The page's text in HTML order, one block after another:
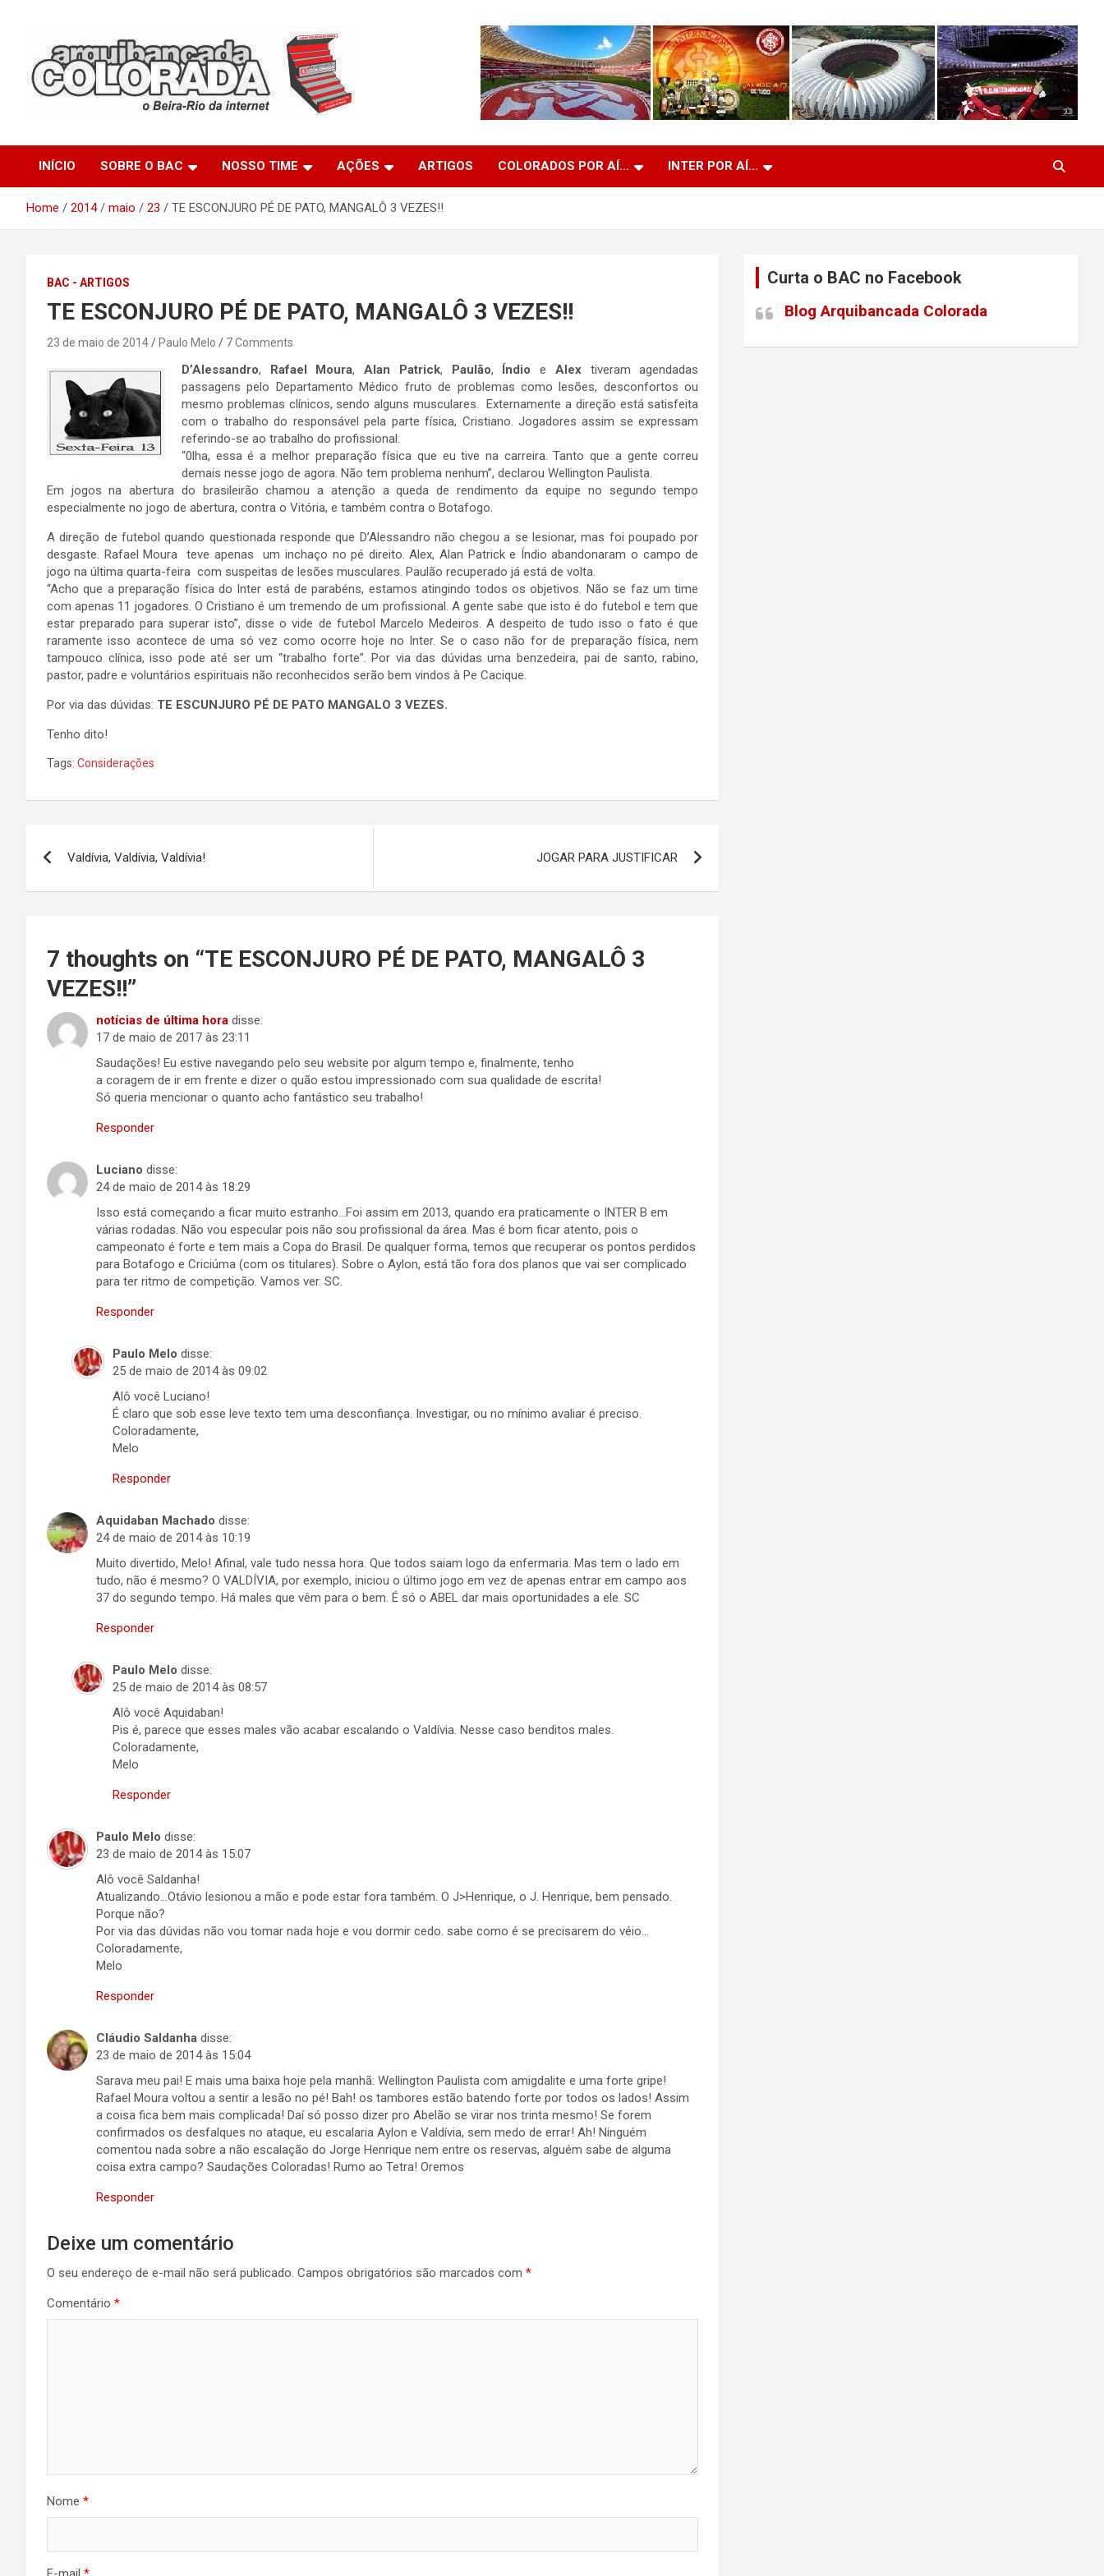
Arquibancada Colorada
INÍCIO SOBRE O BAC NOSSO TIME AÇÕES ARTIGOS COLORADOS POR AÍ… INTER POR AÍ…
Home 2014 maio 23 TE ESCONJURO PÉ DE PATO, MANGALÔ 3 VEZES!!
BAC - ARTIGOS
TE ESCONJURO PÉ DE PATO, MANGALÔ 3 VEZES!!
23 de maio de 2014 Paulo Melo 7 Comments
D’Alessandro, Rafael Moura,Alan Patrick, Paulão, Índio e Alextiveram agendadas
passagens pelo Departamento Médico fruto de problemas como lesões, desconfortos ou
mesmo problemas clínicos, sendo alguns musculares. Externamente a direção está satisfeita
com o trabalho do responsável pela parte física, Cristiano. Jogadores assim se expressam
referindo-se ao trabalho do profissional:
“0lha, essa é a melhor preparação física que eu tive na carreira. Tanto que a gente correu
demais nesse jogo de agora. Não tem problema nenhum”, declarou Wellington Paulista.
Em jogos na abertura do brasileirão chamou a atenção a queda de rendimento da equipe no segundo tempo
especialmente no jogo de abertura, contra o Vitória, e também contra o Botafogo.
A direção de futebol quando questionada responde que D’Alessandro não chegou a se lesionar, mas foi poupado por
desgaste. Rafael Moura teve apenas um inchaço no pé direito. Alex, Alan Patrick e Índio abandonaram o campo de
jogo na última quarta-feira com suspeitas de lesões musculares. Paulão recuperado já está de volta.
“Acho que a preparação física do Inter está de parabéns, estamos atingindo todos os objetivos. Não se faz um time
com apenas 11 jogadores. O Cristiano é um tremendo de um profissional. A gente sabe que isto é do futebol e tem que
estar preparado para superar isto”, disse o vide de futebol Marcelo Medeiros. A despeito de tudo isso o fato é que
raramente isso acontece de uma só vez como ocorre hoje no Inter. Se o caso não for de preparação física, nem
tampouco clínica, isso pode até ser um “trabalho forte”. Por via das dúvidas uma benzedeira, pai de santo, rabino,
pastor, padre e voluntários espirituais não reconhecidos serão bem vindos à Pe Cacique.
Por via das dúvidas: TE ESCUNJURO PÉ DE PATO MANGALO 3 VEZES.
Tenho dito!
Tags: Considerações
de
Valdívia, Valdívia, Valdívia! JOGAR PARA JUSTIFICAR
7 thoughts on “TE ESCONJURO PÉ DE PATO, MANGALÔ 3
VEZES!!”
notícias de última hora disse:
17 de maio de 2017 às 23:11
Saudações! Eu estive navegando pelo seu website por algum tempo e, finalmente, tenho
a coragem de ir em frente e dizer o quão estou impressionado com sua qualidade de escrita!
Só queria mencionar o quanto acho fantástico seu trabalho!
Responder
Luciano disse:
24 de maio de 2014 às 18:29
Isso está começando a ficar muito estranho…Foi assim em 2013, quando era praticamente o INTER B em
várias rodadas. Não vou especular pois não sou profissional da área. Mas é bom ficar atento, pois o
campeonato é forte e tem mais a Copa do Brasil. De qualquer forma, temos que recuperar os pontos perdidos
para Botafogo e Criciúma (com os titulares). Sobre o Aylon, está tão fora dos planos que vai ser complicado
para ter ritmo de competição. Vamos ver. SC.
Responder
Paulo Melo disse:
25 de maio de 2014 às 09:02
Alô você Luciano!
É claro que sob esse leve texto tem uma desconfiança. Investigar, ou no mínimo avaliar é preciso.
Coloradamente,
Melo
Responder
Aquidaban Machado disse:
24 de maio de 2014 às 10:19
Muito divertido, Melo! Afinal, vale tudo nessa hora. Que todos saiam logo da enfermaria. Mas tem o lado em
tudo, não é mesmo? O VALDÍVIA, por exemplo, iniciou o último jogo em vez de apenas entrar em campo aos
37 do segundo tempo. Há males que vêm para o bem. É só o ABEL dar mais oportunidades a ele. SC
Responder
Paulo Melo disse:
25 de maio de 2014 às 08:57
Alô você Aquidaban!
Pis é, parece que esses males vão acabar escalando o Valdívia. Nesse caso benditos males.
Coloradamente,
Melo
Responder
Paulo Melo disse:
23 de maio de 2014 às 15:07
Alô você Saldanha!
Atualizando…Otávio lesionou a mão e pode estar fora também. O J>Henrique, o J. Henrique, bem pensado.
Porque não?
Por via das dúvidas não vou tomar nada hoje e vou dormir cedo. sabe como é se precisarem do véio…
Coloradamente,
Melo
Responder
Cláudio Saldanha disse:
23 de maio de 2014 às 15:04
Sarava meu pai! E mais uma baixa hoje pela manhã: Wellington Paulista com amigdalite e uma forte gripe!
Rafael Moura voltou a sentir a lesão no pé! Bah! os tambores estão batendo forte por todos os lados! Assim
a coisa fica bem mais complicada! Daí só posso dizer pro Abelão se virar nos trinta mesmo! Se forem
confirmados os desfalques no ataque, eu escalaria Aylon e Valdívia, sem medo de errar! Ah! Ninguém
comentou nada sobre a não escalação do Jorge Henrique nem entre os reservas, alguém sabe de alguma
coisa extra campo? Saudações Coloradas! Rumo ao Tetra! Oremos
Responder
Deixe um comentário
O seu endereço de e-mail não será publicado. Campos obrigatórios são marcados com *
Comentário *
Nome *
Curta o BAC no Facebook
Blog Arquibancada Colorada